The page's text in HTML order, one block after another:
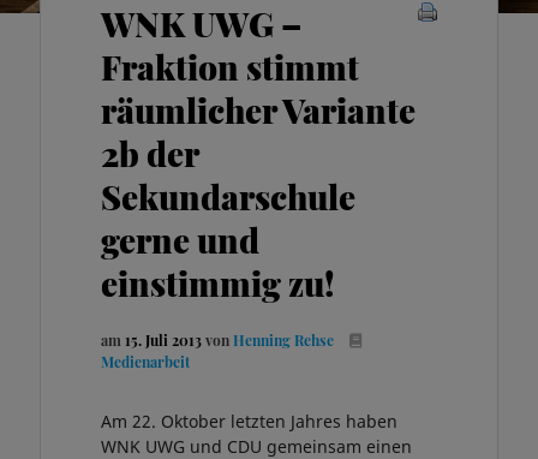
WNK UWG –
Fraktion stimmt
räumlicher Variante
2b der
Sekundarschule
gerne und
einstimmig zu!
am 15. Juli 2013von Henning Rehse
Medienarbeit
Am 22. Oktober letzten Jahres haben
WNK UWG und CDU gemeinsam einen